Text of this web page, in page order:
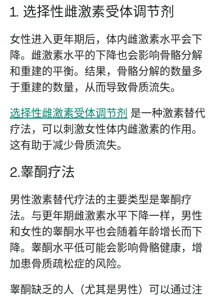
1. 选择性雌激素受体调节剂
女性进入更年期后，体内雌激素水平会下
降。雌激素水平的下降也会影响骨骼分解
和重建的平衡。结果，骨骼分解的数量多
于重建的数量，从而导致骨质流失。
选择性雌激素受体调节剂 是一种激素替代
疗法，可以刺激女性体内雌激素的作用。
这有助于减少骨质流失。
2.睾酮疗法
男性激素替代疗法的主要类型是睾酮疗
法。与更年期雌激素水平下降一样，男性
和女性的睾酮水平也会随着年龄增长而下
降。睾酮水平低可能会影响骨骼健康，增
加患骨质疏松症的风险。
睾酮缺乏的人（尤其是男性）可以通过注